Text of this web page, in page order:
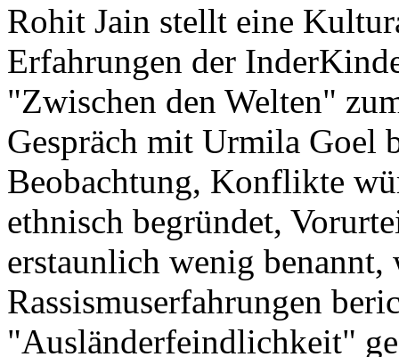
Rohit Jain stellt eine
Erfahrungen der
"Zwischen den Welten"
Gespräch mit Urmila Goel
Beobachtung, Konflikte
ethnisch begründet,
erstaunlich wenig
Rassismuserfahrungen
"Ausländerfeindlichkeit"